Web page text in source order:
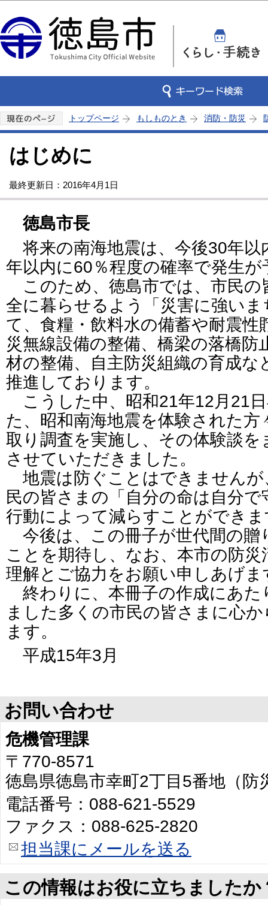
トップページ もしものとき 消防・防災
はじめに
最終更新日：2016年4月1日
徳島市長
将来の南海地震は、今後30年以
年以内に60％程度の確率で発生
このため、徳島市では、市民の
全に暮らせるよう「災害に強い
て、食糧・飲料水の備蓄や耐震性
災無線設備の整備、橋梁の落橋防
材の整備、自主防災組織の育成な
推進しております。
こうした中、昭和21年12月21
た、昭和南海地震を体験された
取り調査を実施し、その体験談
させていただきました。
地震は防ぐことはできませんが
民の皆さまの「自分の命は自分
行動によって減らすことができ
今後は、この冊子が世代間の贈
ことを期待し、なお、本市の防
理解とご協力をお願い申しあげま
終わりに、本冊子の作成にあた
ました多くの市民の皆さまに心
ます。
平成15年3月
お問い合わせ
危機管理課
〒770-8571
徳島県徳島市幸町2丁目5番地（防
電話番号：088-621-5529
ファクス：088-625-2820
担当課にメールを送る
この情報はお役に立ちましたか